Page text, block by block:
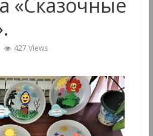
«Сказочные
427 Views